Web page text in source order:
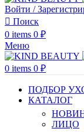
Войти /
Поиск
0 items 0 ₽
Меню
0 items 0 ₽
ПОДБОР
КАТАЛОГ
ЛИЦО